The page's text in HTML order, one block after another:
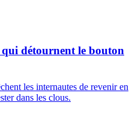
qui détournent le bouton
les internautes de revenir en
dans les clous.